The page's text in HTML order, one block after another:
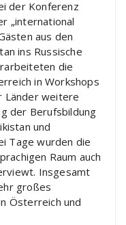
der Konferenz
„international
aus den
ins Russische
die
in Workshops
Länder weitere
der Berufsbildung
und
Tage wurden die
Raum auch
Insgesamt
großes
Österreich und